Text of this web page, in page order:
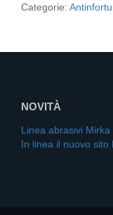
Categorie:
NOVITÀ
Linea abrasivi Mirka
In linea il nuovo sito